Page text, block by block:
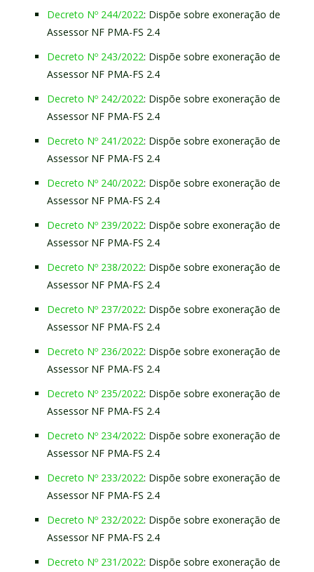
Decreto Nº 244/2022: Dispõe sobre exoneração de
Assessor NF PMA-FS 2.4
Decreto Nº 243/2022: Dispõe sobre exoneração de
Assessor NF PMA-FS 2.4
Decreto Nº 242/2022: Dispõe sobre exoneração de
Assessor NF PMA-FS 2.4
Decreto Nº 241/2022: Dispõe sobre exoneração de
Assessor NF PMA-FS 2.4
Decreto Nº 240/2022: Dispõe sobre exoneração de
Assessor NF PMA-FS 2.4
Decreto Nº 239/2022: Dispõe sobre exoneração de
Assessor NF PMA-FS 2.4
Decreto Nº 238/2022: Dispõe sobre exoneração de
Assessor NF PMA-FS 2.4
Decreto Nº 237/2022: Dispõe sobre exoneração de
Assessor NF PMA-FS 2.4
Decreto Nº 236/2022: Dispõe sobre exoneração de
Assessor NF PMA-FS 2.4
Decreto Nº 235/2022: Dispõe sobre exoneração de
Assessor NF PMA-FS 2.4
Decreto Nº 234/2022: Dispõe sobre exoneração de
Assessor NF PMA-FS 2.4
Decreto Nº 233/2022: Dispõe sobre exoneração de
Assessor NF PMA-FS 2.4
Decreto Nº 232/2022: Dispõe sobre exoneração de
Assessor NF PMA-FS 2.4
Decreto Nº 231/2022: Dispõe sobre exoneração de